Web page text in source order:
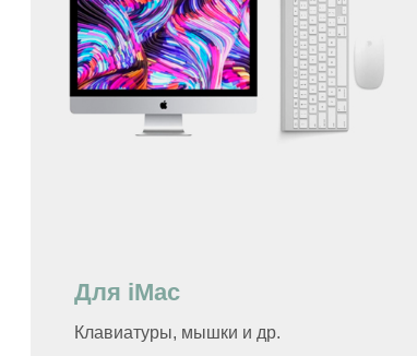
Для iMac
Клавиатуры, мышки и др.